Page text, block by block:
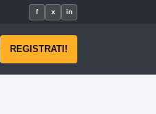
f x in
REGISTRATI!